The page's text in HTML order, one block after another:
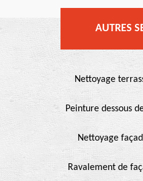
AUTRES
Nettoyage
Peinture dessous
Nettoyage
Ravalement de